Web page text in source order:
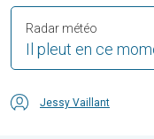
Il pleut en ce
Radar météo
Jessy Vaillant